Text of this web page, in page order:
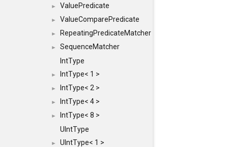
► ValuePredicate
► ValueComparePredicate
► RepeatingPredicateMatcher
►
SequenceMatcher
IntType
► IntType< 1 >
► IntType< 2 >
► IntType< 4 >
►
IntType< 8 >
UIntType
► UIntType< 1 >